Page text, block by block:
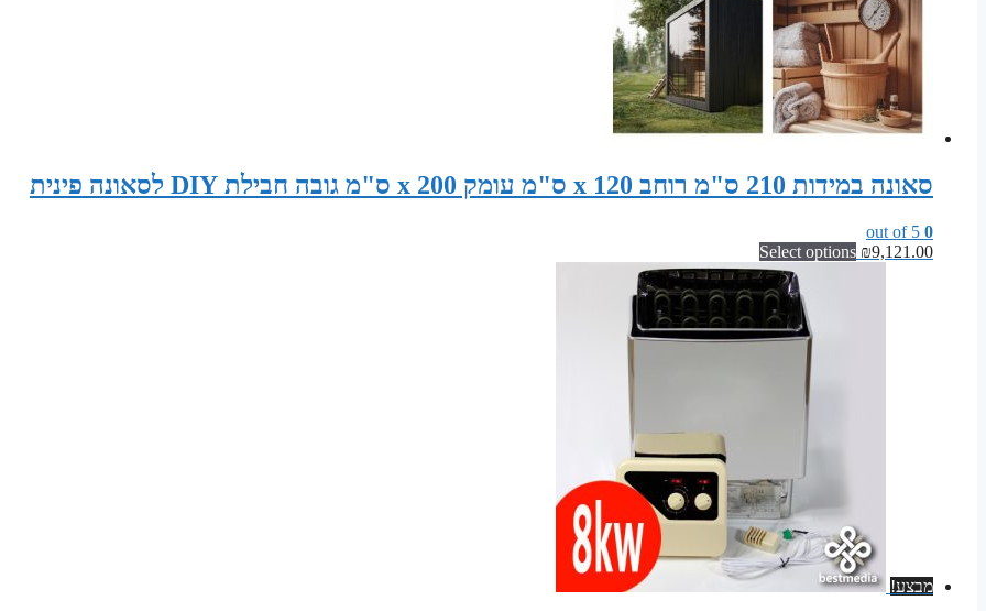
סאונה במידות 210 ס"מ רוחב x 120 ס"מ עומק x 200 ס"מ גובה חבילת DIY לסאונה פינית
0
₪9,121.00
Select options
מבצע!